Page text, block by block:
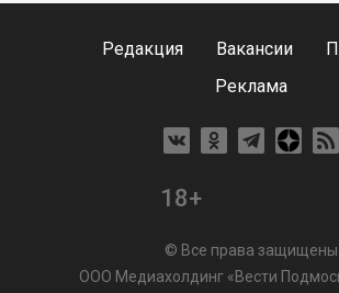
Редакция Вакансии
Реклама
18+
© Все права защищены
ООО Медиахолдинг «Вести